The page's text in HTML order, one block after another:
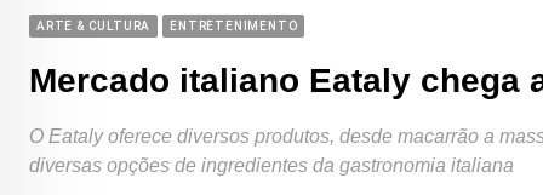
ARTE & CULTURA ENTRETENIMENTO
Mercado italiano Eataly chega
O Eataly oferece diversos produtos, desde macarrão a
diversas opções de ingredientes da gastronomia italiana